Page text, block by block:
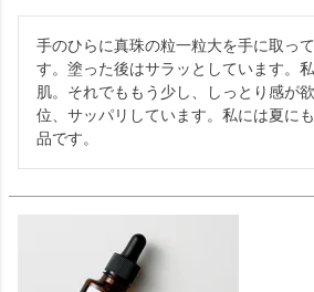
手のひらに真珠の粒一粒大を手に取っ
す。塗った後はサラッとしています。
肌。それでももう少し、しっとり感が
位、サッパリしています。私には夏に
品です。